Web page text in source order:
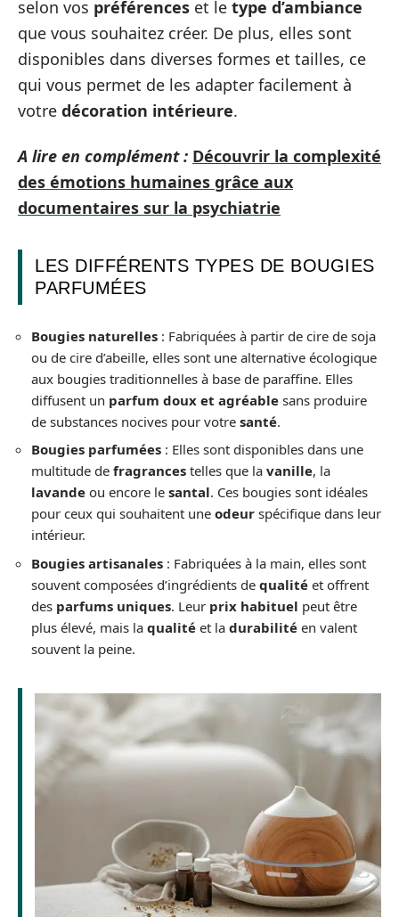
selon vos préférences et le type d’ambiance
que vous souhaitez créer. De plus, elles sont
disponibles dans diverses formes et tailles, ce
qui vous permet de les adapter facilement à
votre décoration intérieure.
A lire en complément : Découvrir la complexité
des émotions humaines grâce aux
documentaires sur la psychiatrie
LES DIFFÉRENTS TYPES DE BOUGIES
PARFUMÉES
Bougies naturelles : Fabriquées à partir de cire de soja
ou de cire d’abeille, elles sont une alternative écologique
aux bougies traditionnelles à base de paraffine. Elles
diffusent un parfum doux et agréable sans produire
de substances nocives pour votre santé.
Bougies parfumées : Elles sont disponibles dans une
multitude de fragrances telles que la vanille, la
lavande ou encore le santal. Ces bougies sont idéales
pour ceux qui souhaitent une odeur spécifique dans leur
intérieur.
Bougies artisanales : Fabriquées à la main, elles sont
souvent composées d’ingrédients de qualité et offrent
des parfums uniques. Leur prix habituel peut être
plus élevé, mais la qualité et la durabilité en valent
souvent la peine.